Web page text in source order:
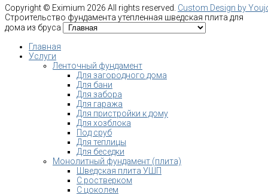
Copyright © Eximium 2026 All rights reserved. Custom Design by
Строительство фундамента утепленная шведская плита для
дома из бруса
Главная
Услуги
Ленточный фундамент
Для загородного дома
Для бани
Для забора
Для гаража
Для пристройки к дому
Для хозблока
Под сруб
Для теплицы
Для беседки
Монолитный фундамент (плита)
Шведская плита УШП
С ростверком
С цоколем